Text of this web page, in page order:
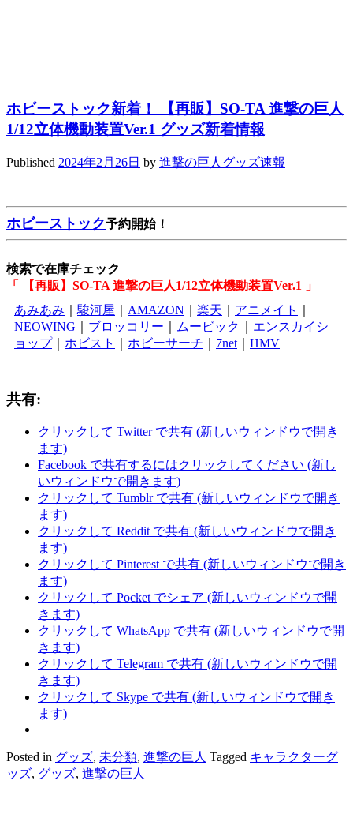
ホビーストック新着！ 【再販】SO-TA 進撃の巨人
1/12立体機動装置Ver.1 グッズ新着情報
Published 2024年2月26日 by 進撃の巨人グッズ速報
ホビーストック予約開始！
検索で在庫チェック
「 【再販】SO-TA 進撃の巨人1/12立体機動装置Ver.1 」
あみあみ
駿河屋 AMAZON 楽天 アニメイト
NEOWING
ブロッコリー ムービック
エンスカイシ
ョップ｜ ホビスト ホビーサーチ 7net HMV
共有:
クリックして Twitter で共有 (新しいウィンドウで開き
ます)
Facebook で共有するにはクリックしてください (新し
いウィンドウで開きます)
クリックして Tumblr で共有 (新しいウィンドウで開き
ます)
クリックして Reddit で共有 (新しいウィンドウで開き
ます)
クリックして Pinterest で共有 (新しいウィンドウで開き
ます)
クリックして Pocket でシェア (新しいウィンドウで開
きます)
クリックして WhatsApp で共有 (新しいウィンドウで開
きます)
クリックして Telegram で共有 (新しいウィンドウで開
きます)
クリックして Skype で共有 (新しいウィンドウで開き
ます)
Posted in グッズ, 未分類, 進撃の巨人 Tagged キャラクターグ
ッズ, グッズ, 進撃の巨人